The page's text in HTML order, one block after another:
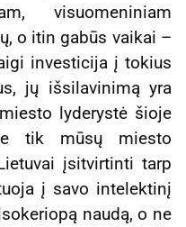
visuomeniniam
o itin gabūs vaikai –
investicija į tokius
jų išsilavinimą yra
lyderystė šioje
tik mūsų miesto
įsitvirtinti tarp
į savo intelektinį
naudą, o ne